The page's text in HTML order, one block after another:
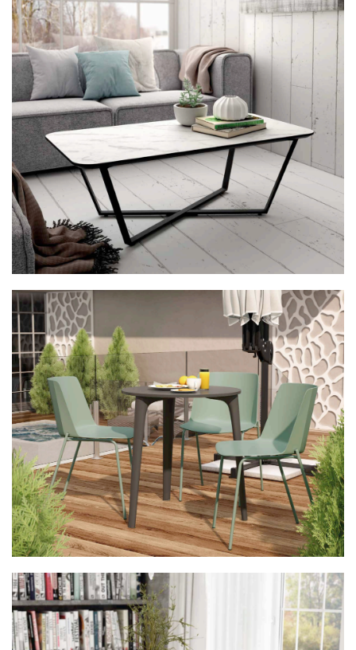
Mesa de Centro 38BOEGE-rectangular
Mesa 38BOSUL